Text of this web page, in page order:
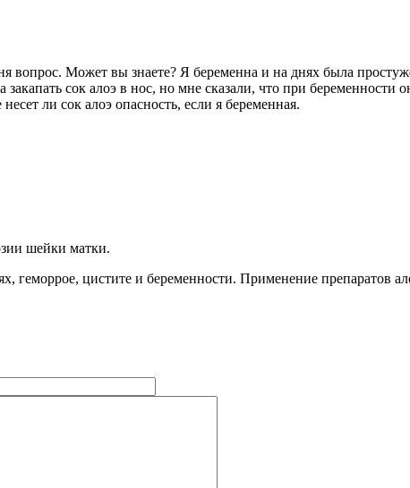
вопрос. Может вы знаете? Я беременна и на днях была
сок алоэ в нос, но мне сказали, что при беременности
ли сок алоэ опасность, если я беременная.
шейки матки.
геморрое, цистите и беременности. Применение препаратов